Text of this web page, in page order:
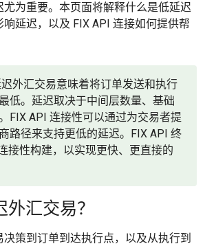
尤为重要。本页面将解释什么是低延迟
延迟，以及 FIX API 连接如何提供帮
外汇交易意味着将订单发送和执行
低。延迟取决于中间层数量、基础
FIX API 连接性可以通过为交易者提
路径来支持更低的延迟。FIX API 终
接性构建，以实现更快、更直接的
汇交易？
策到订单到达执行点，以及从执行到